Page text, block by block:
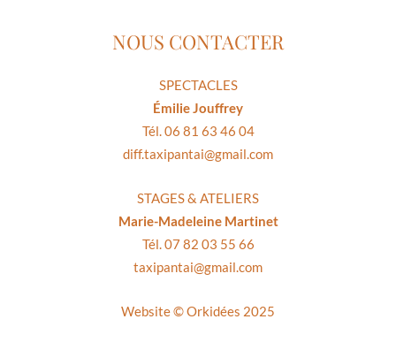
NOUS CONTACTER
SPECTACLES
Émilie Jouffrey
Tél. 06 81 63 46 04
diff.taxipantai@gmail.com
STAGES & ATELIERS
Marie-Madeleine Martinet
Tél. 07 82 03 55 66
taxipantai@gmail.com
Website ©Orkidées 2025